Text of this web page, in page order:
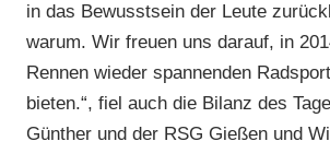
in das Bewusstsein der Leute
warum. Wir freuen uns darauf, in
Rennen wieder spannenden
bieten.“, fiel auch die Bilanz des
Günther und der RSG Gießen und